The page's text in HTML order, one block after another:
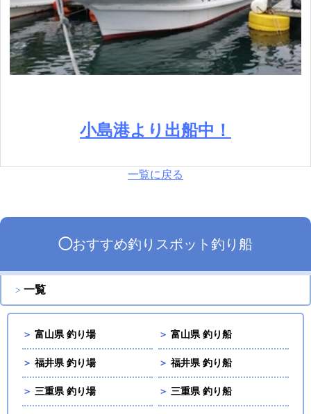
小島港より出船中！
一覧に戻る
◯おすすめ釣りスポット 釣り船
一覧
＞ 富山県 釣り場 ＞ 富山県 釣り船
＞ 福井県 釣り場 ＞ 福井県 釣り船
＞ 三重県 釣り場 ＞ 三重県 釣り船